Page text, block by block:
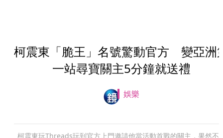
柯震東「脆王」名號驚動官方 變亞洲
一站尋寶關主5分鐘就送禮
娛樂
柯震東玩Threads玩到官方上門邀請他當活動首戰的關主，果然不